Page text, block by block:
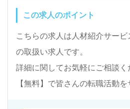
この求人のポイント
こちらの求人は人材紹介サービ
の取扱い求人です。
詳細に関してお気軽にご相談く
【無料】で皆さんの転職活動を